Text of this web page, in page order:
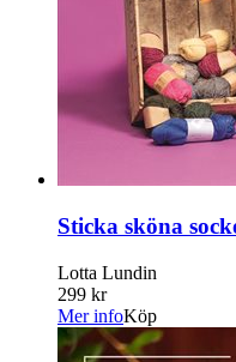
Sticka sköna
Lotta Lundin
299 kr
Mer infoKöp